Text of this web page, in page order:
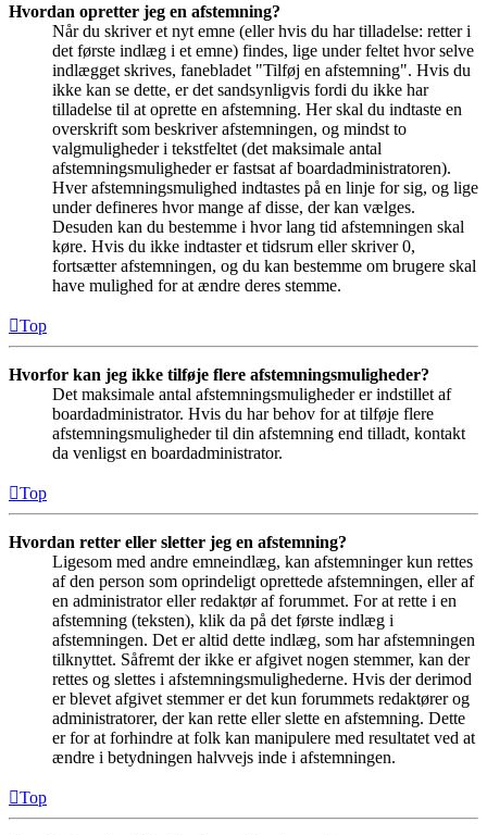
Hvordan opretter jeg en afstemning?
Når du skriver et nyt emne (eller hvis du har tilladelse: retter i
det første indlæg i et emne) findes, lige under feltet hvor selve
indlægget skrives, fanebladet "Tilføj en afstemning". Hvis du
ikke kan se dette, er det sandsynligvis fordi du ikke har
tilladelse til at oprette en afstemning. Her skal du indtaste en
overskrift som beskriver afstemningen, og mindst to
valgmuligheder i tekstfeltet (det maksimale antal
afstemningsmuligheder er fastsat af boardadministratoren).
Hver afstemningsmulighed indtastes på en linje for sig, og lige
under defineres hvor mange af disse, der kan vælges.
Desuden kan du bestemme i hvor lang tid afstemningen skal
køre. Hvis du ikke indtaster et tidsrum eller skriver 0,
fortsætter afstemningen, og du kan bestemme om brugere skal
have mulighed for at ændre deres stemme.
Top
Hvorfor kan jeg ikke tilføje flere afstemningsmuligheder?
Det maksimale antal afstemningsmuligheder er indstillet af
boardadministrator. Hvis du har behov for at tilføje flere
afstemningsmuligheder til din afstemning end tilladt, kontakt
da venligst en boardadministrator.
Top
Hvordan retter eller sletter jeg en afstemning?
Ligesom med andre emneindlæg, kan afstemninger kun rettes
af den person som oprindeligt oprettede afstemningen, eller af
en administrator eller redaktør af forummet. For at rette i en
afstemning (teksten), klik da på det første indlæg i
afstemningen. Det er altid dette indlæg, som har afstemningen
tilknyttet. Såfremt der ikke er afgivet nogen stemmer, kan der
rettes og slettes i afstemningsmulighederne. Hvis der derimod
er blevet afgivet stemmer er det kun forummets redaktører og
administratorer, der kan rette eller slette en afstemning. Dette
er for at forhindre at folk kan manipulere med resultatet ved at
ændre i betydningen halvvejs inde i afstemningen.
Top